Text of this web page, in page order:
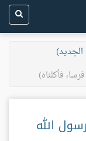
الله